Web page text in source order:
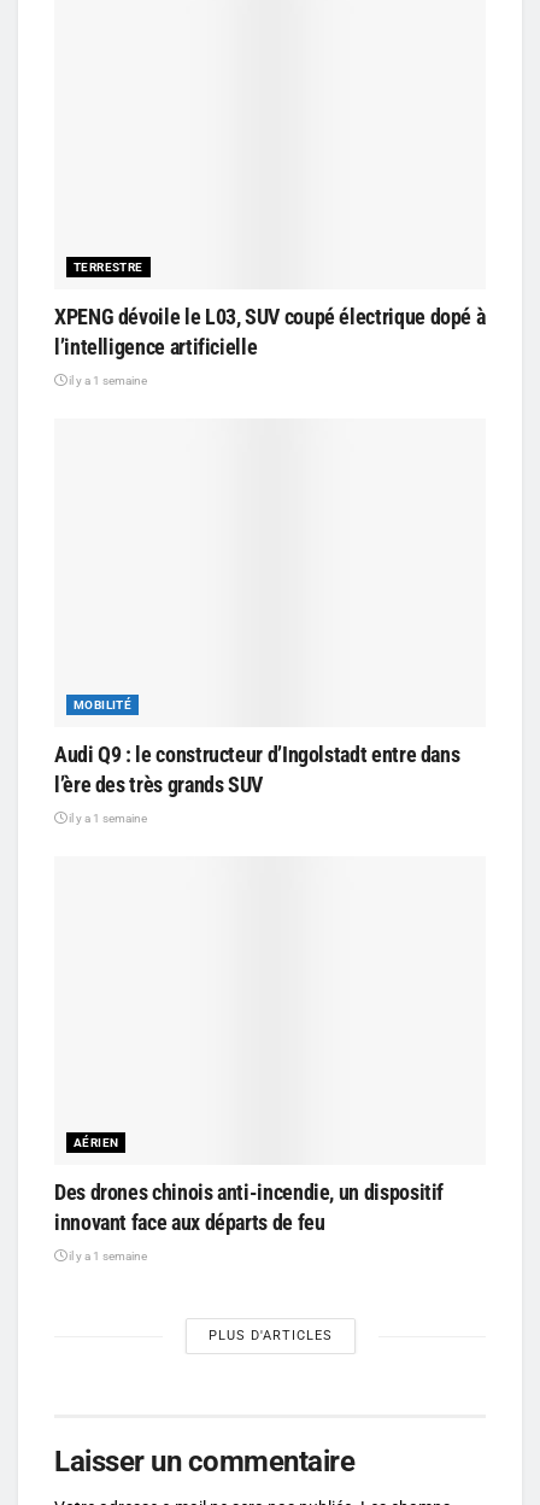
TERRESTRE
XPENG dévoile le L03, SUV coupé électrique dopé à
l’intelligence artificielle
il y a 1 semaine
MOBILITÉ
Audi Q9 : le constructeur d’Ingolstadt entre dans
l’ère des très grands SUV
il y a 1 semaine
AÉRIEN
Des drones chinois anti-incendie, un dispositif
innovant face aux départs de feu
il y a 1 semaine
PLUS D'ARTICLES
Laisser un commentaire